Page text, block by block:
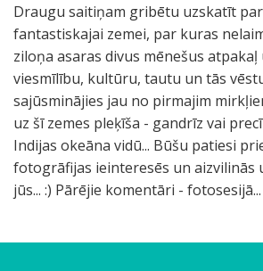
Draugu saitiņam gribētu uzskatīt
fantastiskajai zemei, par kuras
ziloņa asaras divus mēnešus
viesmīlību, kultūru, tautu un tās
sajūsminājies jau no pirmajim
uz šī zemes pleķīša - gandrīz vai
Indijas okeāna vidū... Būšu patiesi
fotogrāfijas ieinteresēs un aizvilinās
jūs... :) Pārējie komentāri - fotosesijā...